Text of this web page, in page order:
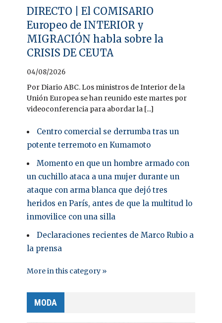
DIRECTO | El COMISARIO
Europeo de INTERIOR y
MIGRACIÓN habla sobre la
CRISIS DE CEUTA
04/08/2026
Por Diario ABC. Los ministros de Interior de la
Unión Europea se han reunido este martes por
videoconferencia para abordar la [...]
Centro comercial se derrumba tras un
potente terremoto en Kumamoto
Momento en que un hombre armado con
un cuchillo ataca a una mujer durante un
ataque con arma blanca que dejó tres
heridos en París, antes de que la multitud lo
inmovilice con una silla
Declaraciones recientes de Marco Rubio a
la prensa
More in this category »
MODA